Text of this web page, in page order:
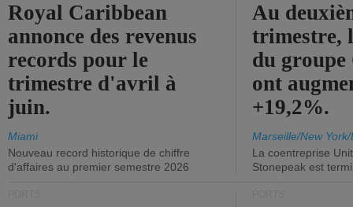
Royal Caribbean
annonce des revenus
records pour le
trimestre d'avril à
juin.
Miami
Nouveau record historique de chiffre
d'affaires au premier semestre 2026
Au
trimestre,
du
ont
+19,2%.
Marseille/New
La coentreprise
Stonepeak est